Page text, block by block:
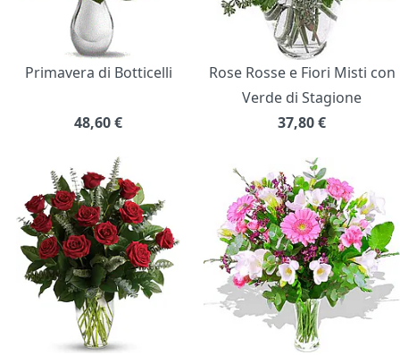
Primavera di Botticelli
48,60€
Rose Rosse e Fiori Misti con
Verde di Stagione
37,80€